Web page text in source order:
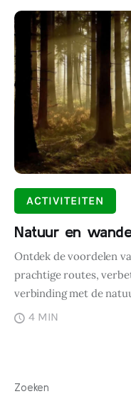
ACTIVITEITEN
Natuur en
Ontdek de voordelen
prachtige routes,
verbinding met de
4 MIN
Zoeken